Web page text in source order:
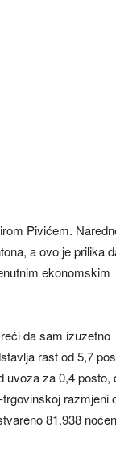
Pivićem.
a ovo je prilika
ekonomskim
da sam izuzetno
rast od 5,7
uvoza za 0,4 posto,
razmjeni
81.938